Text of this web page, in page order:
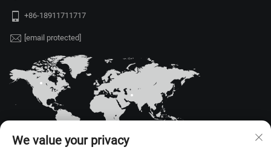
+86-18911711717
[email protected]
We value your privacy